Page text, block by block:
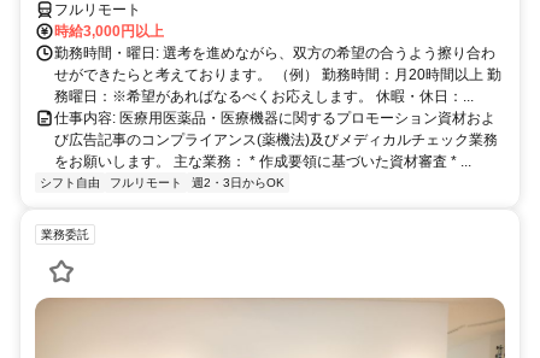
フルリモート
時給3,000円以上
勤務時間・曜日: 選考を進めながら、双方の希望の合うよう擦り合わ
せができたらと考えております。 （例） 勤務時間：月20時間以上 勤
務曜日：※希望があればなるべくお応えします。 休暇・休日：...
仕事内容: 医療用医薬品・医療機器に関するプロモーション資材およ
び広告記事のコンプライアンス(薬機法)及びメディカルチェック業務
をお願いします。 主な業務： * 作成要領に基づいた資材審査 * ...
シフト自由 フルリモート 週2・3日からOK
業務委託